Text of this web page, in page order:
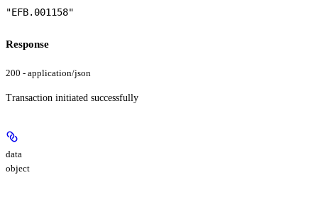
"EFB.001158"
Response
200 - application/json
Transaction initiated successfully
data
object